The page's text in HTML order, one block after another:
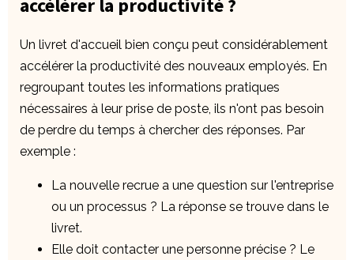
accélérer la productivité ?
Un livret d'accueil bien conçu peut considérablement
accélérer la productivité des nouveaux employés. En
regroupant toutes les informations pratiques
nécessaires à leur prise de poste, ils n'ont pas besoin
de perdre du temps à chercher des réponses. Par
exemple :
La nouvelle recrue a une question sur l'entreprise
ou un processus ? La réponse se trouve dans le
livret.
Elle doit contacter une personne précise ? Le